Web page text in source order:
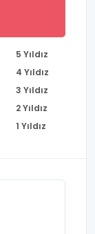
5 Yıldız
4 Yıldız
3 Yıldız
2 Yıldız
1 Yıldız